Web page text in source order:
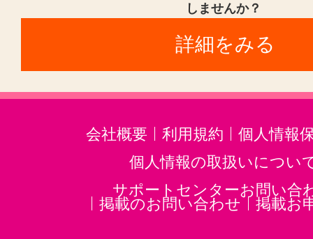
しませんか？
詳細をみる
会社概要 利用規約
個人情報
個人情報の取扱いについ
サポートセンターお問い合
掲載のお問い合わせ
掲載お